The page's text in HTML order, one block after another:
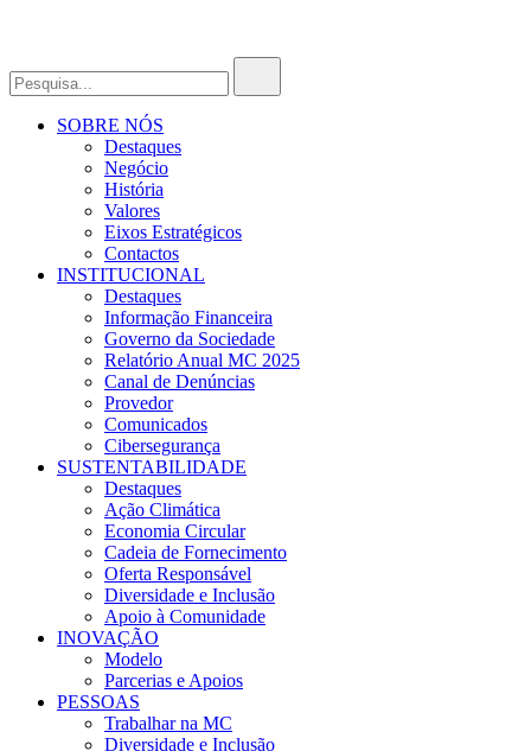
SOBRE NÓS
Destaques
Negócio
História
Valores
Eixos Estratégicos
Contactos
INSTITUCIONAL
Destaques
Informação Financeira
Governo da Sociedade
Relatório Anual MC 2025
Canal de Denúncias
Provedor
Comunicados
Cibersegurança
SUSTENTABILIDADE
Destaques
Ação Climática
Economia Circular
Cadeia de Fornecimento
Oferta Responsável
Diversidade e Inclusão
Apoio à Comunidade
INOVAÇÃO
Modelo
Parcerias e Apoios
PESSOAS
Trabalhar na MC
Diversidade e Inclusão